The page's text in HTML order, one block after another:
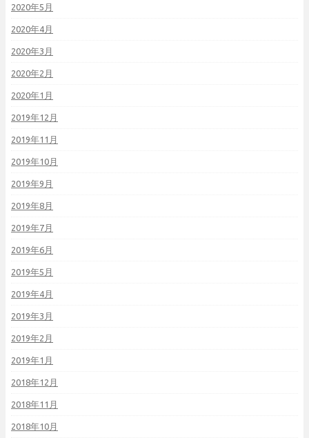
2020年5月
2020年4月
2020年3月
2020年2月
2020年1月
2019年12月
2019年11月
2019年10月
2019年9月
2019年8月
2019年7月
2019年6月
2019年5月
2019年4月
2019年3月
2019年2月
2019年1月
2018年12月
2018年11月
2018年10月